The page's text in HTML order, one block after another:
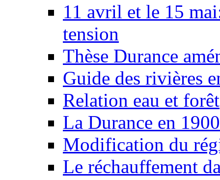
11 avril et le 15
tension
Thèse Durance
Guide des rivières
Relation eau et forêt
La Durance en 1900
Modification du
Le réchauffement